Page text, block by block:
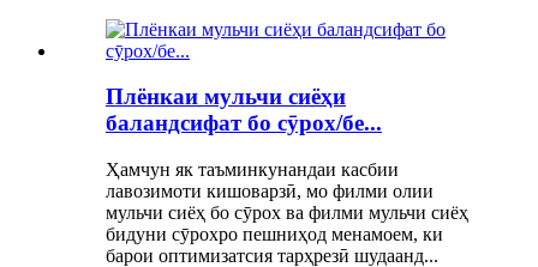
Плёнкаи мульчи сиёҳи
баландсифат бо сӯрох/бе...
Ҳамчун як таъминкунандаи касбии
лавозимоти кишоварзӣ, мо филми олии
мульчи сиёҳ бо сӯрох ва филми мульчи сиёҳ
бидуни сӯрохро пешниҳод менамоем, ки
барои оптимизатсия тарҳрезӣ шудаанд...